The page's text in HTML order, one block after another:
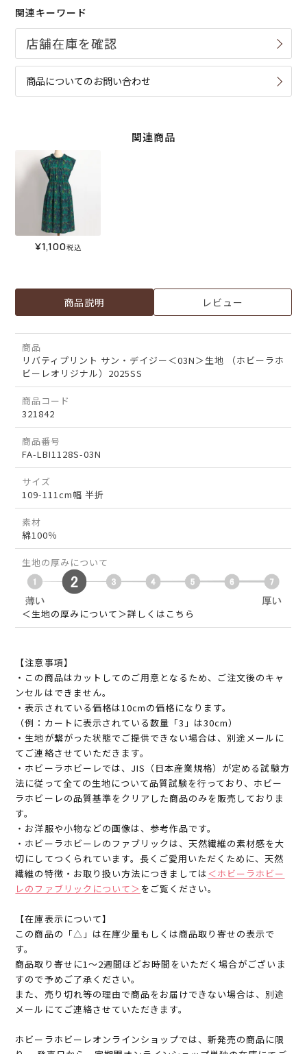
関連キーワード
商品についてのお問い合わせ
関連商品
¥1,100税込
商品説明 レビュー
商品
リバティプリント サン・デイジー＜03N＞生地 （ホビーラホ
ビーレオリジナル）2025SS
商品コード
321842
商品番号
FA-LBI1128S-03N
サイズ
109-111cm幅 半折
素材
綿100％
生地の厚みについて
＜生地の厚みについて＞詳しくはこちら
【注意事項】
・この商品はカットしてのご用意となるため、ご注文後のキャ
ンセルはできません。
・表示されている価格は10cmの価格になります。
（例：カートに表示されている数量「3」は30cm）
・生地が繋がった状態でご提供できない場合は、別途メールに
てご連絡させていただきます。
・ホビーラホビーレでは、JIS（日本産業規格）が定める試験方
法に従って全ての生地について品質試験を行っており、ホビー
ラホビーレの品質基準をクリアした商品のみを販売しておりま
す。
・お洋服や小物などの画像は、参考作品です。
・ホビーラホビーレのファブリックは、天然繊維の素材感を大
切にしてつくられています。長くご愛用いただくために、天然
繊維の特徴・お取り扱い方法につきましては＜ホビーラホビー
レのファブリックについて＞ をご覧ください。
【在庫表示について】
この商品の「△」は在庫少量もしくは商品取り寄せの表示で
す。
商品取り寄せに1～2週間ほどお時間をいただく場合がございま
すので予めご了承ください。
また、売り切れ等の理由で商品をお届けできない場合は、別途
メールにてご連絡させていただきます。
ホビーラホビーレオンラインショップでは、新発売の商品に限